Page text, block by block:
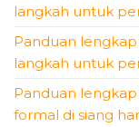
langkah untuk
Panduan
langkah untuk
Panduan
formal di siang